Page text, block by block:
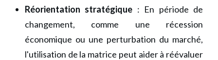
Réorientation stratégique : En période de
changement, comme une récession
économique ou une perturbation du marché,
l'utilisation de la matrice peut aider à réévaluer